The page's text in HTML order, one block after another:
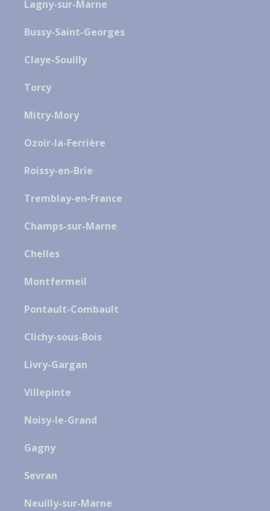
Lagny-sur-Marne
Bussy-Saint-Georges
Claye-Souilly
Torcy
Mitry-Mory
Ozoir-la-Ferrière
Roissy-en-Brie
Tremblay-en-France
Champs-sur-Marne
Chelles
Montfermeil
Pontault-Combault
Clichy-sous-Bois
Livry-Gargan
Villepinte
Noisy-le-Grand
Gagny
Sevran
Neuilly-sur-Marne